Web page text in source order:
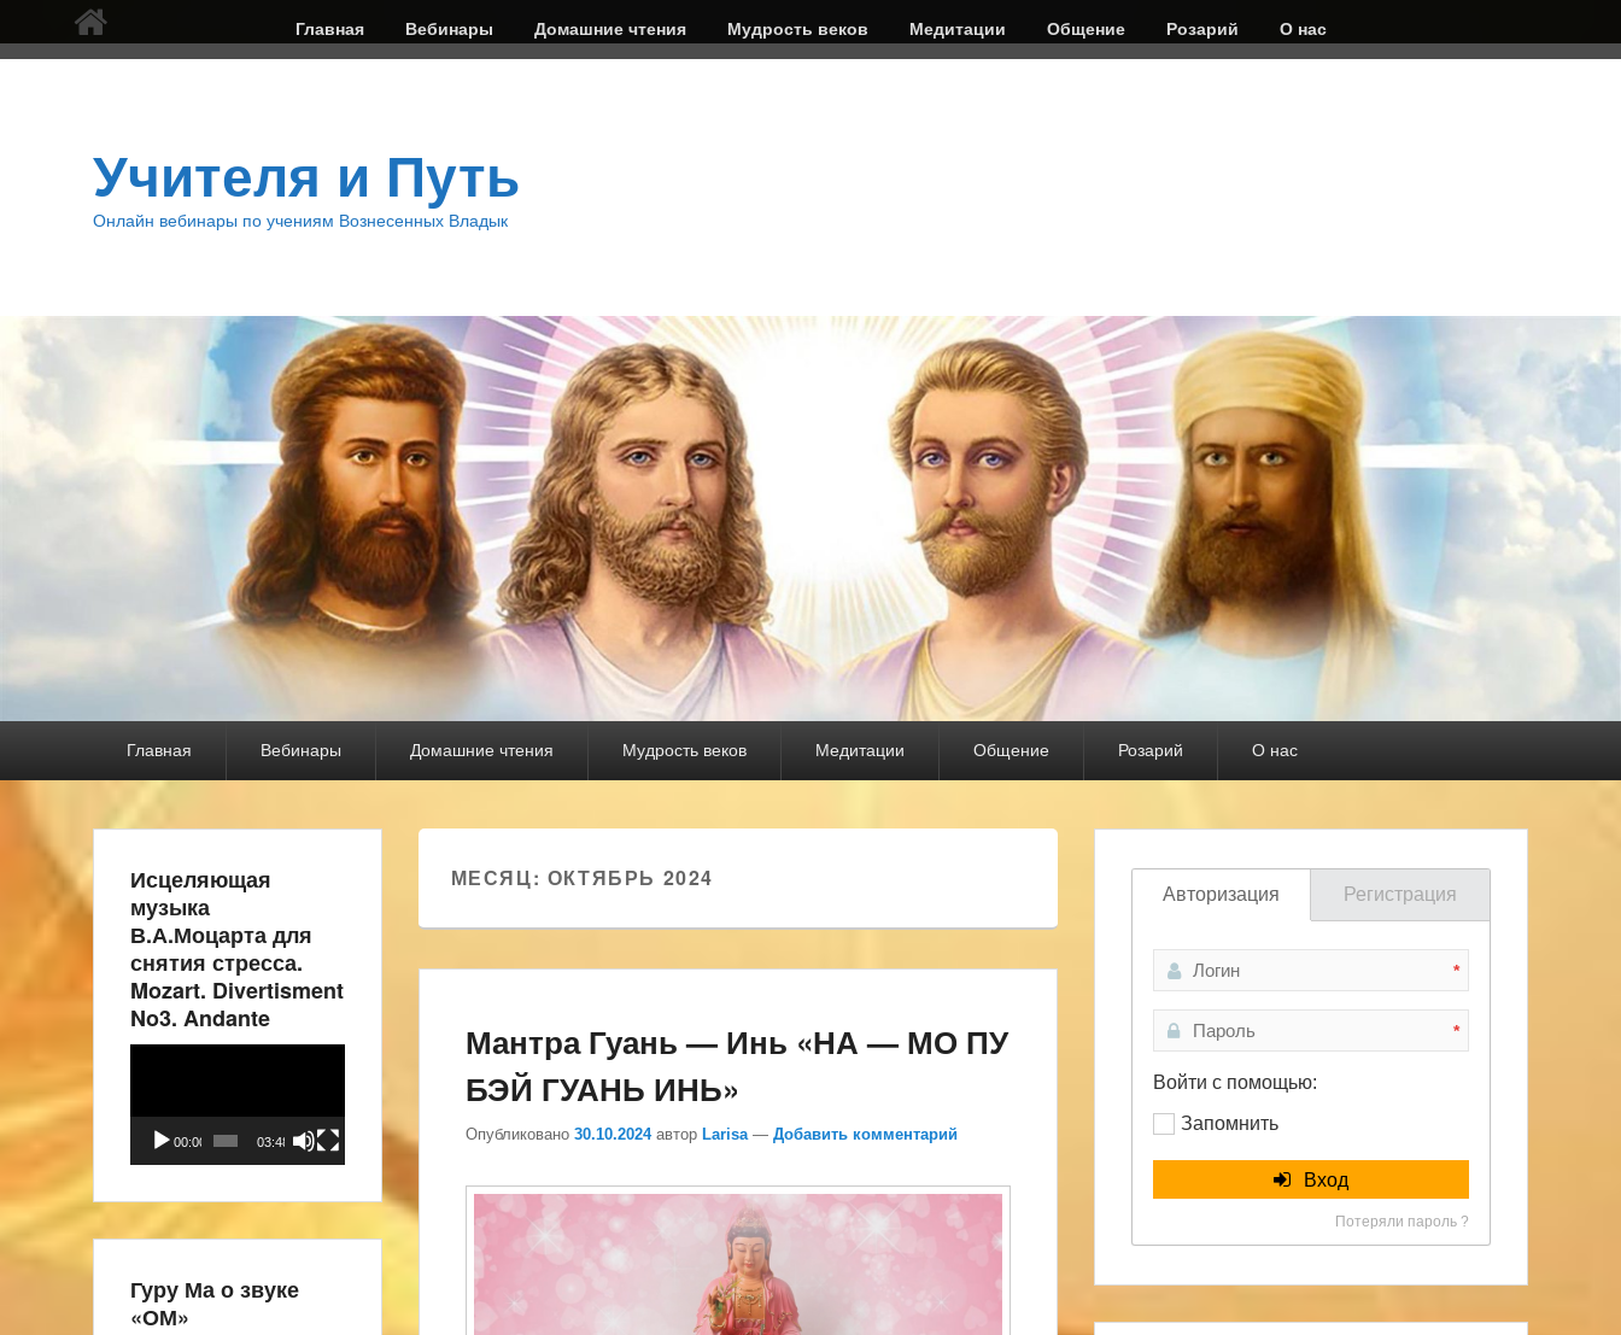
Верхнее
меню
Главная Вебинары Домашние чтения Мудрость веков Медитации Общение Розарий О нас
Учителя и Путь
Онлайн вебинары по учениям Вознесенных Владык
Главная Вебинары Домашние чтения Мудрость веков Медитации Общение Розарий О нас
МЕСЯЦ: ОКТЯБРЬ 2024
Мантра Гуань — Инь «НА — МО ПУ
БЭЙ ГУАНЬ ИНЬ»
Опубликовано 30.10.2024 автор Larisa — Добавить комментарий
Авторизация Регистрация
*
*
Войти с помощью:
Запомнить
Вход
Потеряли пароль ?
Исцеляющая
музыка
В.А.Моцарта для
снятия стресса.
Mozart. Divertisment
No3. Andante
00:00 03:48
Гуру Ма о звуке
«ОМ»